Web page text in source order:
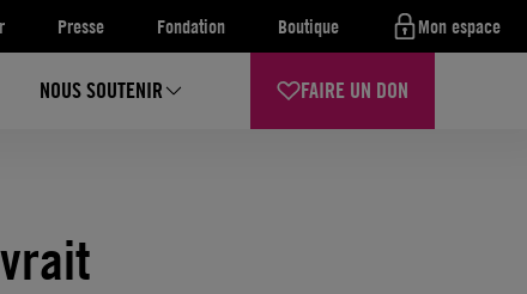
Presse Fondation Boutique Mon espace
NOUS SOUTENIR FAIRE UN DON